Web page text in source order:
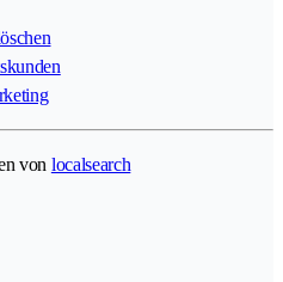
von localsearch